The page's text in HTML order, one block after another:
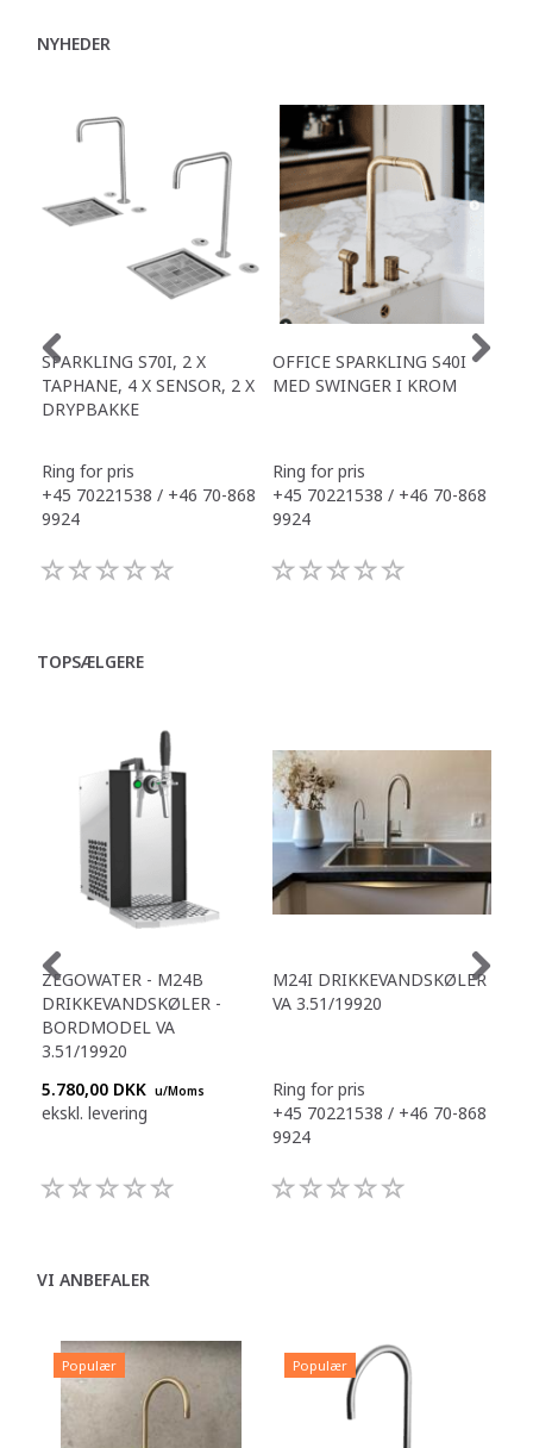
NYHEDER
SPARKLING S70I, 2 X
TAPHANE, 4 X SENSOR, 2 X
DRYPBAKKE
Ring for pris
+45 70221538 / +46 70-868
9924
OFFICE SPARKLING S40I
MED SWINGER I KROM
Ring for pris
+45 70221538 / +46 70-868
9924
TOPSÆLGERE
ZEGOWATER - M24B
DRIKKEVANDSKØLER -
BORDMODEL VA
3.51/19920
5.780,00 DKK u/Moms
ekskl. levering
M24I DRIKKEVANDSKØLER
VA 3.51/19920
Ring for pris
+45 70221538 / +46 70-868
9924
VI ANBEFALER
Populær Populær